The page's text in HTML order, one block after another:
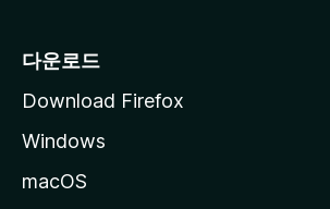
다운로드
Download Firefox
Windows
macOS